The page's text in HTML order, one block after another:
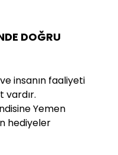
DOĞRU
insanın faaliyeti
vardır.
Yemen
hediyeler